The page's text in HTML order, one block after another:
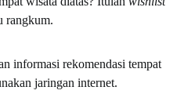
rangkum.
informasi rekomendasi tempat
jaringan internet.